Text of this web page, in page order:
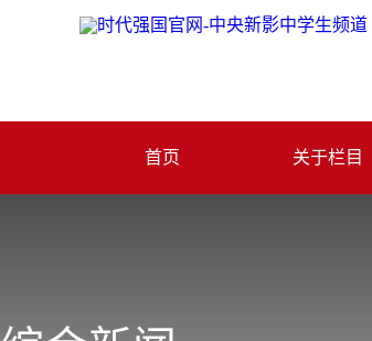
首页 关于栏目